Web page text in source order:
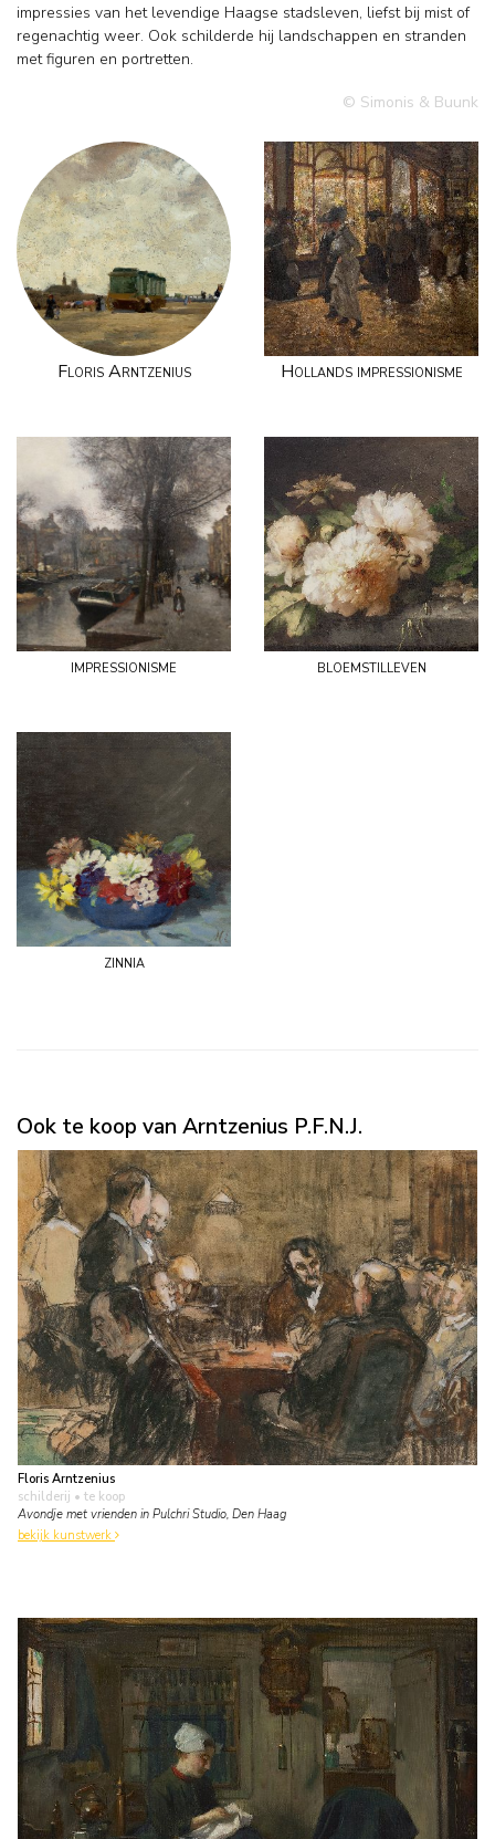
impressies van het levendige Haagse stadsleven, liefst bij mist of
regenachtig weer. Ook schilderde hij landschappen en stranden
met figuren en portretten.
© Simonis & Buunk
Floris Arntzenius Hollands impressionisme
impressionisme bloemstilleven
zinnia
Ook te koop van Arntzenius P.F.N.J.
Floris Arntzenius
schilderij • te koop
Avondje met vrienden in Pulchri Studio, Den Haag
bekijk kunstwerk